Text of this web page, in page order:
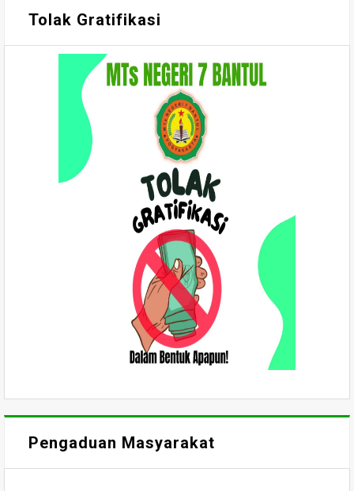
Tolak Gratifikasi
Pengaduan Masyarakat